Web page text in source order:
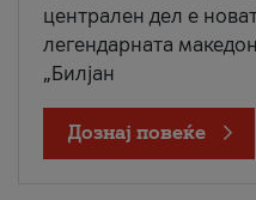
централен дел е
легендарната
„Билјан
Дознај повеќе